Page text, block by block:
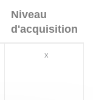
Niveau
d'acquisition
x